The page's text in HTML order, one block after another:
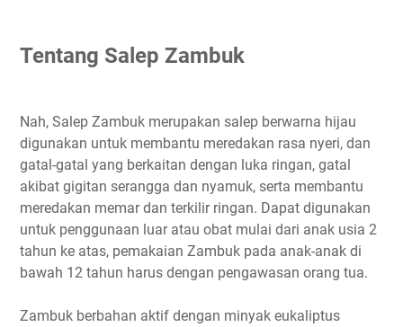
Tentang Salep Zambuk
Nah, Salep Zambuk merupakan salep berwarna hijau
digunakan untuk membantu meredakan rasa nyeri, dan
gatal-gatal yang berkaitan dengan luka ringan, gatal
akibat gigitan serangga dan nyamuk, serta membantu
meredakan memar dan terkilir ringan. Dapat digunakan
untuk penggunaan luar atau obat mulai dari anak usia 2
tahun ke atas, pemakaian Zambuk pada anak-anak di
bawah 12 tahun harus dengan pengawasan orang tua.
Zambuk berbahan aktif dengan minyak eukaliptus